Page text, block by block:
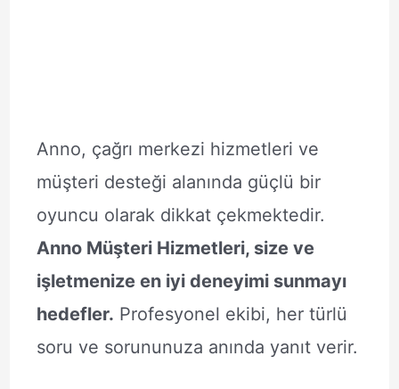
Anno, çağrı merkezi hizmetleri ve
müşteri desteği alanında güçlü bir
oyuncu olarak dikkat çekmektedir.
Anno Müşteri Hizmetleri, size ve
işletmenize en iyi deneyimi sunmayı
hedefler. Profesyonel ekibi, her türlü
soru ve sorununuza anında yanıt verir.